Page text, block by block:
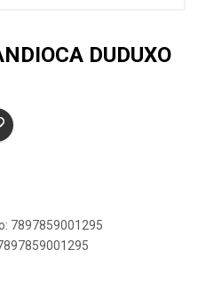
DUDUXO
7897859001295